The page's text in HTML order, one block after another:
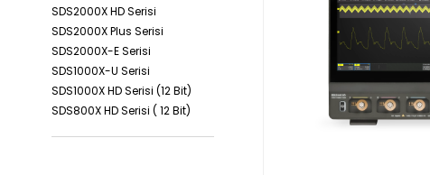
SDS2000X HD Serisi
SDS2000X Plus Serisi
SDS2000X-E Serisi
SDS1000X-U Serisi
SDS1000X HD Serisi (12 Bit)
SDS800X HD Serisi ( 12 Bit)